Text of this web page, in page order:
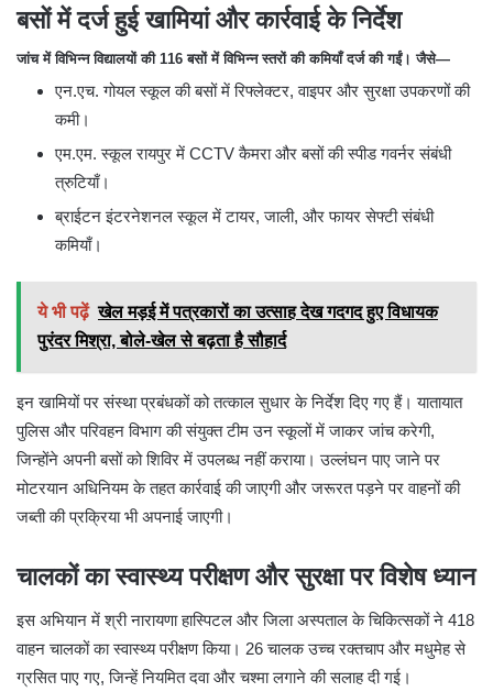
बसों में दर्ज हुई खामियां और कार्रवाई के निर्देश
जांच में विभिन्न विद्यालयों की 116 बसों में विभिन्न स्तरों की कमियाँ दर्ज की गईं। जैसे—
एन.एच. गोयल स्कूल की बसों में रिफ्लेक्टर, वाइपर और सुरक्षा उपकरणों की
कमी।
एम.एम. स्कूल रायपुर में CCTV कैमरा और बसों की स्पीड गवर्नर संबंधी
त्रुटियाँ।
ब्राईटन इंटरनेशनल स्कूल में टायर, जाली, और फायर सेफ्टी संबंधी
कमियाँ।
ये भी पढ़ें खेल मड़ई में पत्रकारों का उत्साह देख गदगद हुए विधायक
पुरंदर मिश्रा, बोले-खेल से बढ़ता है सौहार्द
इन खामियों पर संस्था प्रबंधकों को तत्काल सुधार के निर्देश दिए गए हैं। यातायात
पुलिस और परिवहन विभाग की संयुक्त टीम उन स्कूलों में जाकर जांच करेगी,
जिन्होंने अपनी बसों को शिविर में उपलब्ध नहीं कराया। उल्लंघन पाए जाने पर
मोटरयान अधिनियम के तहत कार्रवाई की जाएगी और जरूरत पड़ने पर वाहनों की
जब्ती की प्रक्रिया भी अपनाई जाएगी।
चालकों का स्वास्थ्य परीक्षण और सुरक्षा पर विशेष ध्यान
इस अभियान में श्री नारायणा हास्पिटल और जिला अस्पताल के चिकित्सकों ने 418
वाहन चालकों का स्वास्थ्य परीक्षण किया। 26 चालक उच्च रक्तचाप और मधुमेह से
ग्रसित पाए गए, जिन्हें नियमित दवा और चश्मा लगाने की सलाह दी गई।